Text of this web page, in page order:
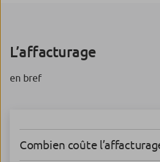
L’affacturage
en bref
Combien coûte